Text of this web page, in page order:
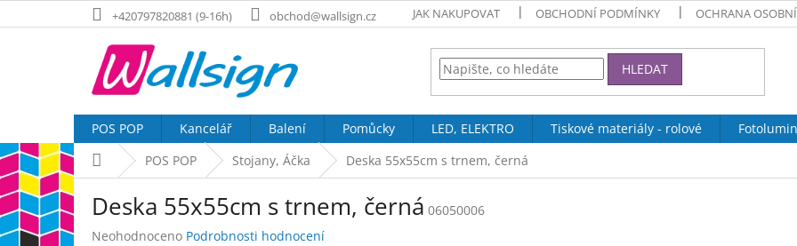
na
+420797820881 (9-16h) obchod@wallsign.cz JAK NAKUPOVAT OBCHODNÍ PODMÍNKY OCHRANA
HLEDAT
POS POP Kancelář Balení Pomůcky LED, ELEKTRO Tiskové materiály - rolové
Domů POS POP Stojany, Áčka Deska 55x55cm s trnem, černá
Deska 55x55cm s trnem, černá 06050006
Průměrné
Neohodnoceno Podrobnosti hodnocení